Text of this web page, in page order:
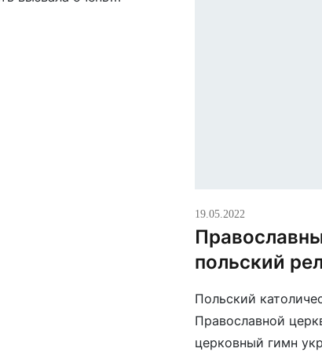
19.05.2022
польский
Польский
Православной
церковный гимн